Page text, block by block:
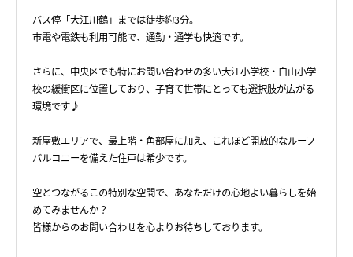
バス停「大江川鶴」までは徒歩約3分。
市電や電鉄も利用可能で、通勤・通学も快適です。
さらに、中央区でも特にお問い合わせの多い大江小学校・白山小学
校の緩衝区に位置しており、子育て世帯にとっても選択肢が広がる
環境です♪
新屋敷エリアで、最上階・角部屋に加え、これほど開放的なルーフ
バルコニーを備えた住戸は希少です。
空とつながるこの特別な空間で、あなただけの心地よい暮らしを始
めてみませんか？
皆様からのお問い合わせを心よりお待ちしております。